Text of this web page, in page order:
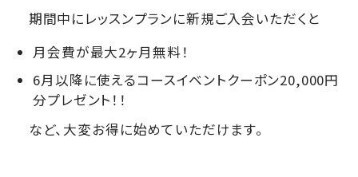
期間中にレッスンプランに新規ご入会いただくと
月会費が最大2ヶ月無料！
6月以降に使えるコースイベントクーポン20,000円
分プレゼント！！
など、大変お得に始めていただけます。